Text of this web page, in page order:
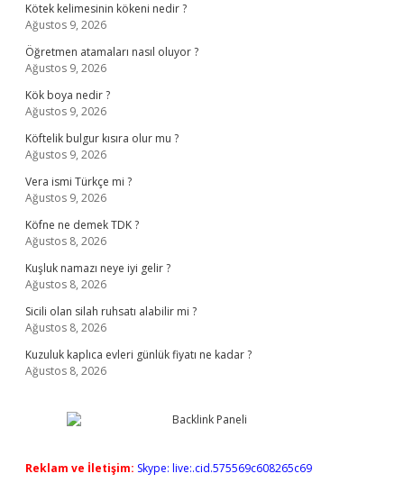
Kötek kelimesinin kökeni nedir ?
Ağustos 9, 2026
Öğretmen atamaları nasıl oluyor ?
Ağustos 9, 2026
Kök boya nedir ?
Ağustos 9, 2026
Köftelik bulgur kısıra olur mu ?
Ağustos 9, 2026
Vera ismi Türkçe mi ?
Ağustos 9, 2026
Köfne ne demek TDK ?
Ağustos 8, 2026
Kuşluk namazı neye iyi gelir ?
Ağustos 8, 2026
Sicili olan silah ruhsatı alabilir mi ?
Ağustos 8, 2026
Kuzuluk kaplıca evleri günlük fiyatı ne kadar ?
Ağustos 8, 2026
Reklam ve İletişim: Skype: live:.cid.575569c608265c69